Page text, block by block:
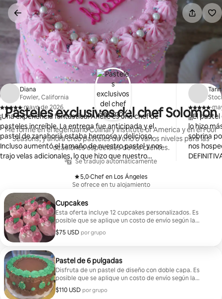
Omite
contenido
Pasteles exclusivos del chef Solomon
Me formé en el legendario Culinary Institute of America y en el Four
Seasons, y ahora creo pasteles de uno o varios niveles para las
ocasiones especiales de los clientes.
Se tradujo automáticamente
5,0
, ·Chef en Los Ángeles
Se ofrece en tu alojamiento
Cupcakes
Esta oferta incluye 12 cupcakes personalizados. Es
posible que se aplique un costo de envío según la
dirección de entrega.
$75 USD por grupo
$75 USD por grupo
Pastel de 6 pulgadas
Disfruta de un pastel de diseño con doble capa. Es
posible que se aplique un costo de envío según la
dirección de entrega.
$110 USD por grupo
$110 USD por grupo
Diana
Fowler, California
,
·mayo de 2026
¡Una experiencia fantástica! Arielle es una chef de
pasteles increíble. La entrega fue anticipada y el
pastel de zanahoria estaba hermoso y delicioso.
Incluso aumentó el tamaño de nuestro pastel y nos
trajo velas adicionales, lo que hizo que nuestro
pastel fuera aún más especial. Gracias por el
,
·
¡¡¡El
lo hizo
sobrina
nos